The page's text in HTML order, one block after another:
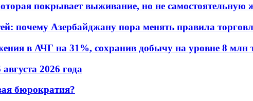
покрывает выживание, но не самостоятельную
почему Азербайджану пора менять правила
в АЧГ на 31%, сохранив добычу на уровне 8 млн
2026 года
бюрократия?